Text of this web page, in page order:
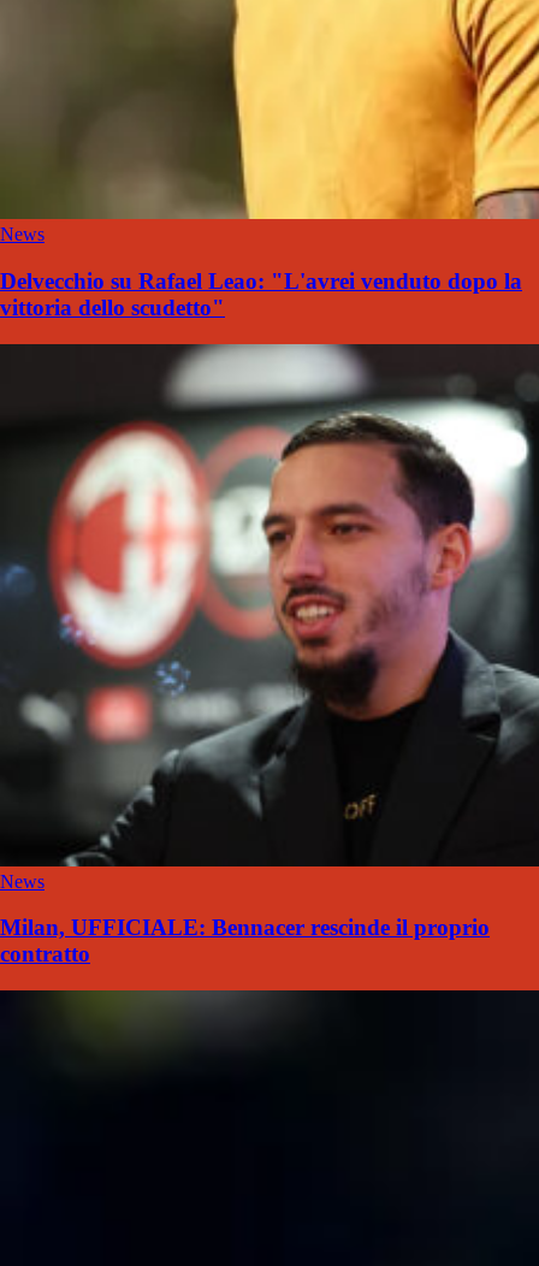
News
Delvecchio su Rafael Leao: "L'avrei venduto dopo la
vittoria dello scudetto"
News
Milan, UFFICIALE: Bennacer rescinde il proprio
contratto